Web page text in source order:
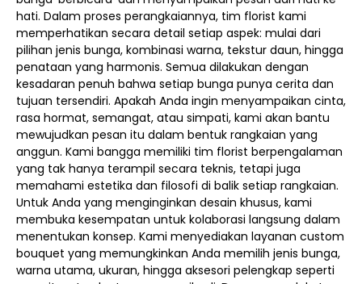
hati. Dalam proses perangkaiannya, tim florist kami
memperhatikan secara detail setiap aspek: mulai dari
pilihan jenis bunga, kombinasi warna, tekstur daun, hingga
penataan yang harmonis. Semua dilakukan dengan
kesadaran penuh bahwa setiap bunga punya cerita dan
tujuan tersendiri. Apakah Anda ingin menyampaikan cinta,
rasa hormat, semangat, atau simpati, kami akan bantu
mewujudkan pesan itu dalam bentuk rangkaian yang
anggun. Kami bangga memiliki tim florist berpengalaman
yang tak hanya terampil secara teknis, tetapi juga
memahami estetika dan filosofi di balik setiap rangkaian.
Untuk Anda yang menginginkan desain khusus, kami
membuka kesempatan untuk kolaborasi langsung dalam
menentukan konsep. Kami menyediakan layanan custom
bouquet yang memungkinkan Anda memilih jenis bunga,
warna utama, ukuran, hingga aksesori pelengkap seperti